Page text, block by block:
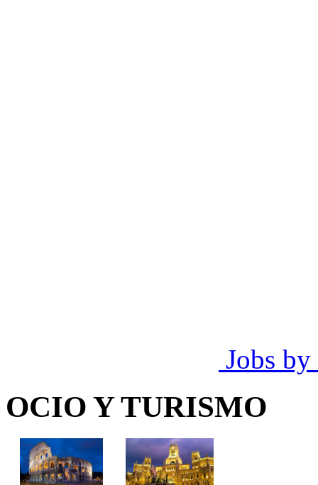
Jobs by
OCIO Y TURISMO